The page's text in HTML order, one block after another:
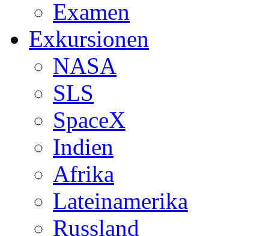
Examen
Exkursionen
NASA
SLS
SpaceX
Indien
Afrika
Lateinamerika
Russland